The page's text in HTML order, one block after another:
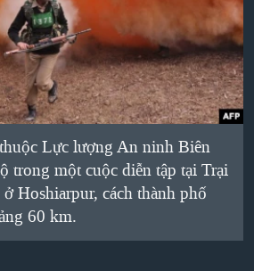
Lực lượng An ninh Biên
trong một cuộc diễn tập tại Trại
Hoshiarpur, cách thành phố
60 km.